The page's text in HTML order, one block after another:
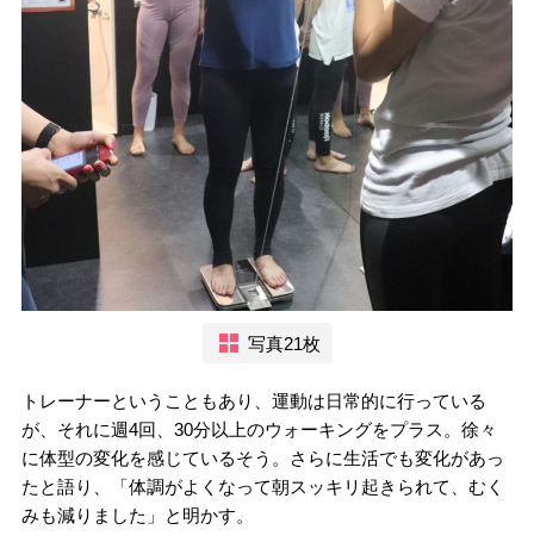
写真21枚
トレーナーということもあり、運動は日常的に行っている
が、それに週4回、30分以上のウォーキングをプラス。徐々
に体型の変化を感じているそう。さらに生活でも変化があっ
たと語り、「体調がよくなって朝スッキリ起きられて、むく
みも減りました」と明かす。